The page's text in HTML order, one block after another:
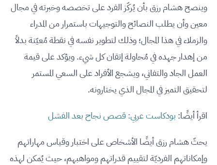
وينصح هشام رزق بأن يُركّز الفرد على تخصصه وخبرته في مجال
معين وأن يطلب النصائح والتوجيهات باستمرار من المدراء
والزملاء في هذا المجال؛ وذلك لتطوير نفسه في نقطة مُعيّنة بدلاً
من إهدار جهده في مُحاولة إتقان كل شيء. ويؤكد على قيمة
العمل الجاد والتفاني، ويشجع الأفراد على السعي المستمر
لتحقيق التميز في المجال الذي يختارونه.
اقرأ أيضًا: بودكاست عربي: قصص نجاح بعد الفشل
يحثّ هشام رزق أيضًا الأشخاص على اختبار وقياس مهاراتهم
وإمكاناتهم الفرديّة لتقييم قدراتهم ومواهبهم، حيث يُمكن لهذه